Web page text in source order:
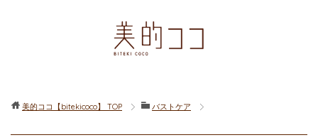
美的ココ【bitekicoco】 TOP バストケア